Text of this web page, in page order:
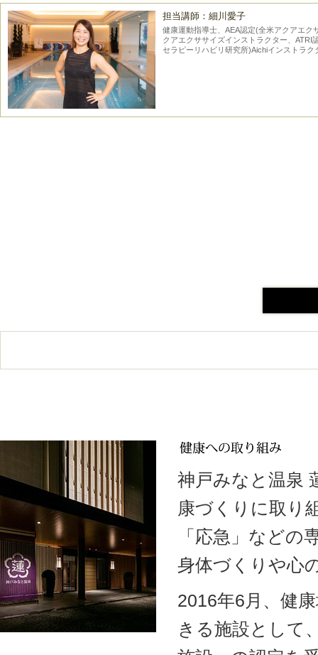
担当講師：細川愛子
健康運動指導士、AEA認定(全米アクアエク
クアエクササイズインストラクター、ATRI
セラピーリハビリ研究所)Aichiインストラク
神戸みなと温泉
康づくりに取り
「応急」など
身体づくりや心
2016年6月、健
きる施設として